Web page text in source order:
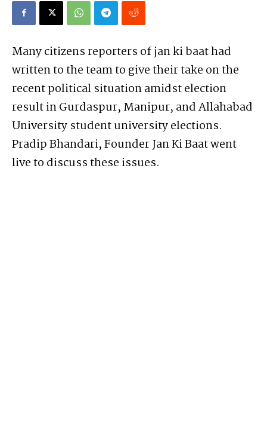
Many citizens reporters of jan ki baat had
written to the team to give their take on the
recent political situation amidst election
result in Gurdaspur, Manipur, and Allahabad
University student university elections.
Pradip Bhandari, Founder Jan Ki Baat went
live to discuss these issues.